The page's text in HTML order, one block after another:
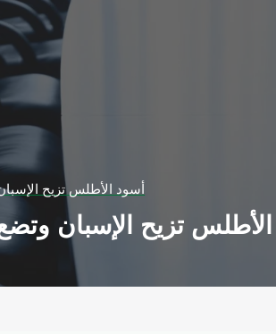
أسود الأطلس تزيح
تزيح الإسبان